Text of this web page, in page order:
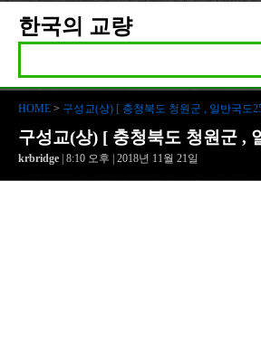
한국의 교량
HOME > 구성교(상) [ 충청북도 청원군 , 일반국도
구성교(상) [ 충청북도 청원군 ,
krbridge | 8:10 오후 | 2018년 11월 21일